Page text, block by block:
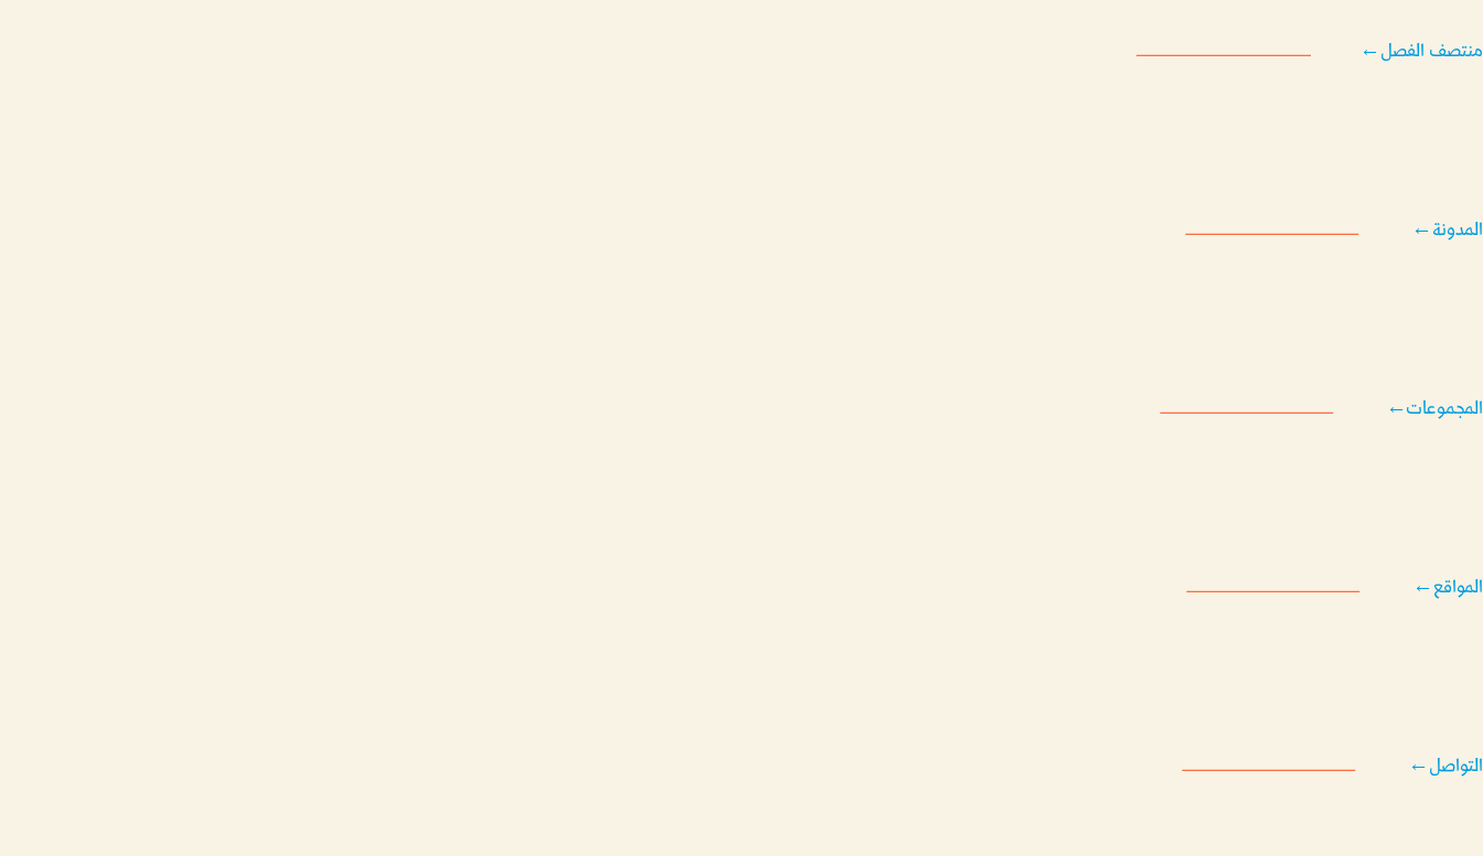
منتصف الفصل ←
المدونة ←
المجموعات←
المواقع ←
التواصل ←